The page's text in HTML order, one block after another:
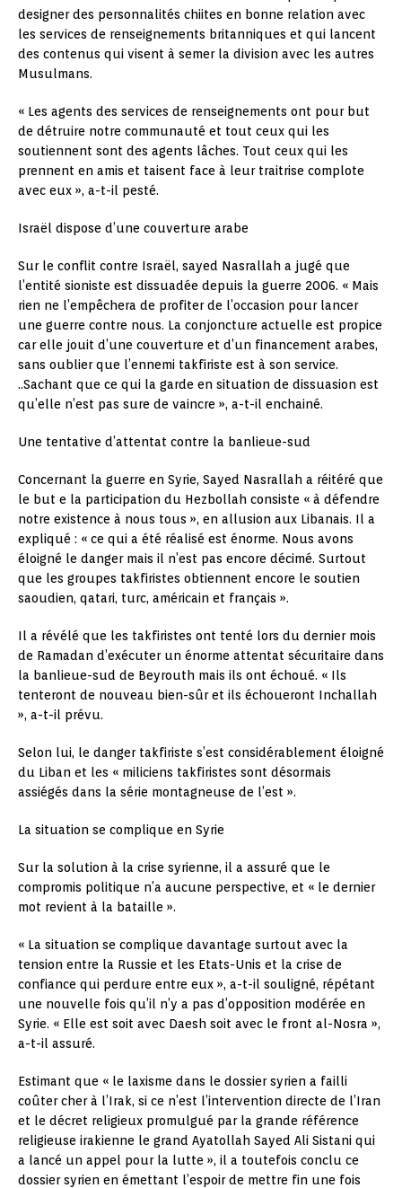
designer des personnalités chiites en bonne relation avec
les services de renseignements britanniques et qui lancent
des contenus qui visent à semer la division avec les autres
Musulmans.
« Les agents des services de renseignements ont pour but
de détruire notre communauté et tout ceux qui les
soutiennent sont des agents lâches. Tout ceux qui les
prennent en amis et taisent face à leur traitrise complote
avec eux », a-t-il pesté.
Israël dispose d’une couverture arabe
Sur le conflit contre Israël, sayed Nasrallah a jugé que
l’entité sioniste est dissuadée depuis la guerre 2006. « Mais
rien ne l’empêchera de profiter de l’occasion pour lancer
une guerre contre nous. La conjoncture actuelle est propice
car elle jouit d’une couverture et d’un financement arabes,
sans oublier que l’ennemi takfiriste est à son service.
..Sachant que ce qui la garde en situation de dissuasion est
qu’elle n’est pas sure de vaincre », a-t-il enchainé.
Une tentative d’attentat contre la banlieue-sud
Concernant la guerre en Syrie, Sayed Nasrallah a réitéré que
le but e la participation du Hezbollah consiste « à défendre
notre existence à nous tous », en allusion aux Libanais. Il a
expliqué : « ce qui a été réalisé est énorme. Nous avons
éloigné le danger mais il n’est pas encore décimé. Surtout
que les groupes takfiristes obtiennent encore le soutien
saoudien, qatari, turc, américain et français ».
Il a révélé que les takfiristes ont tenté lors du dernier mois
de Ramadan d’exécuter un énorme attentat sécuritaire dans
la banlieue-sud de Beyrouth mais ils ont échoué. « Ils
tenteront de nouveau bien-sûr et ils échoueront Inchallah
», a-t-il prévu.
Selon lui, le danger takfiriste s’est considérablement éloigné
du Liban et les « miliciens takfiristes sont désormais
assiégés dans la série montagneuse de l’est ».
La situation se complique en Syrie
Sur la solution à la crise syrienne, il a assuré que le
compromis politique n’a aucune perspective, et « le dernier
mot revient à la bataille ».
« La situation se complique davantage surtout avec la
tension entre la Russie et les Etats-Unis et la crise de
confiance qui perdure entre eux », a-t-il souligné, répétant
une nouvelle fois qu’il n’y a pas d’opposition modérée en
Syrie. « Elle est soit avec Daesh soit avec le front al-Nosra »,
a-t-il assuré.
Estimant que « le laxisme dans le dossier syrien a failli
coûter cher à l’Irak, si ce n’est l’intervention directe de l’Iran
et le décret religieux promulgué par la grande référence
religieuse irakienne le grand Ayatollah Sayed Ali Sistani qui
a lancé un appel pour la lutte », il a toutefois conclu ce
dossier syrien en émettant l’espoir de mettre fin une fois